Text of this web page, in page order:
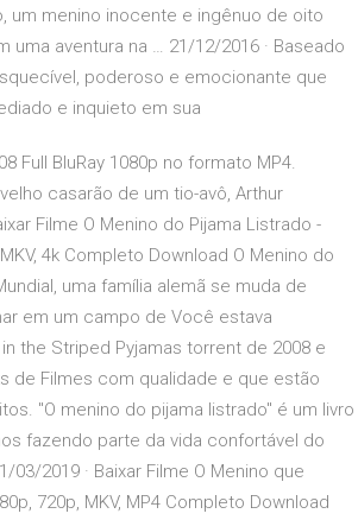
um menino inocente e ingênuo de oito
aventura na … 21/12/2016 · Baseado
poderoso e emocionante que
e inquieto em sua
Full BluRay 1080p no formato MP4.
casarão de um tio-avô, Arthur
Filme O Menino do Pijama Listrado -
4k Completo Download O Menino do
uma família alemã se muda de
em um campo de Você estava
the Striped Pyjamas torrent de 2008 e
de Filmes com qualidade e que estão
"O menino do pijama listrado" é um livro
fazendo parte da vida confortável do
2019 · Baixar Filme O Menino que
720p, MKV, MP4 Completo Download